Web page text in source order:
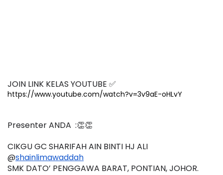
JOIN LINK KELAS YOUTUBE ✅
https://www.youtube.com/watch?v=3v9aE-oHLvY
Presenter ANDA  :👏👏
CIKGU GC SHARIFAH AIN BINTI HJ ALI
@shainlimawaddah
SMK DATO’ PENGGAWA BARAT, PONTIAN, JOHOR.